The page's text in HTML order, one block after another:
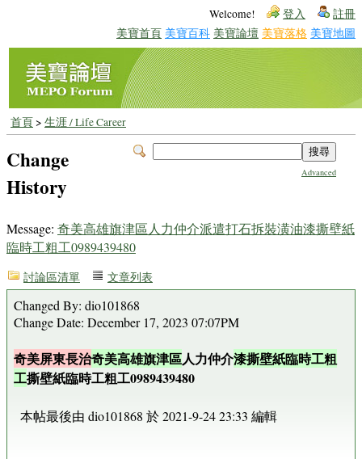
Welcome! 登入 註冊
美寶首頁 美寶百科 美寶論壇 美寶落格 美寶地圖
首頁> 生涯 / Life Career
Advanced
Change
History
Message: 奇美高雄旗津區人力仲介派遣打石拆裝潢油漆撕壁紙
臨時工粗工0989439480
討論區清單 文章列表
Changed By: dio101868
Change Date: December 17, 2023 07:07PM
奇美屏東長治奇美高雄旗津區人力仲介漆撕壁紙臨時工粗
工撕壁紙臨時工粗工0989439480
本帖最後由 dio101868 於 2021-9-24 23:33 編輯